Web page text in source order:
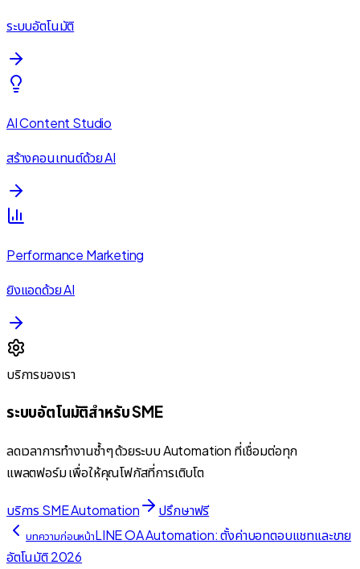
ระบบอัตโนมัติ
AI Content Studio
สร้างคอนเทนต์ด้วย AI
Performance Marketing
ยิงแอดด้วย AI
บริการของเรา
ระบบอัตโนมัติสำหรับ SME
ลดเวลาการทำงานซ้ำๆ ด้วยระบบ Automation ที่เชื่อมต่อทุก
แพลตฟอร์ม เพื่อให้คุณโฟกัสที่การเติบโต
บริการ SME Automation ปรึกษาฟรี
บทความก่อนหน้าLINE OA Automation: ตั้งค่าบอทตอบแชทและขาย
อัตโนมัติ 2026